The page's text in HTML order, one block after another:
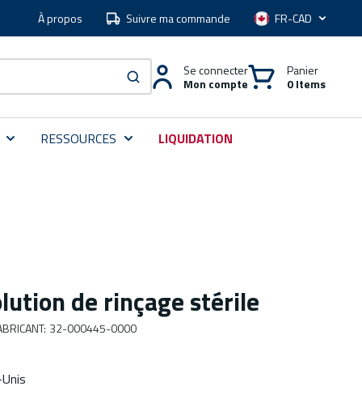
À propos Suivre ma commande Langue
soumettre une recherche
Se connecter
Mon compte
Panier
0 Items
RESSOURCES LIQUIDATION
de rinçage stérile
: 32-000445-0000